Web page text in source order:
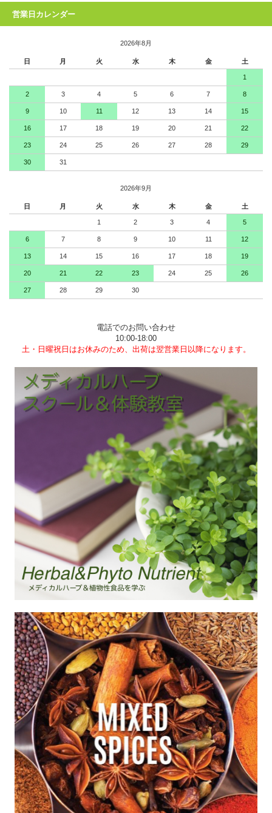
営業日カレンダー
2026年8月
日 月 火 水 木 金 土
1
2 3 4 5 6 7 8
9 10 11 12 13 14 15
16 17 18 19 20 21 22
23 24 25 26 27 28 29
30 31
2026年9月
日 月 火 水 木 金 土
1 2 3 4 5
6 7 8 9 10 11 12
13 14 15 16 17 18 19
20 21 22 23 24 25 26
27 28 29 30
電話でのお問い合わせ
10:00-18:00
土・日曜祝日はお休みのため、出荷は翌営業日以降になります。